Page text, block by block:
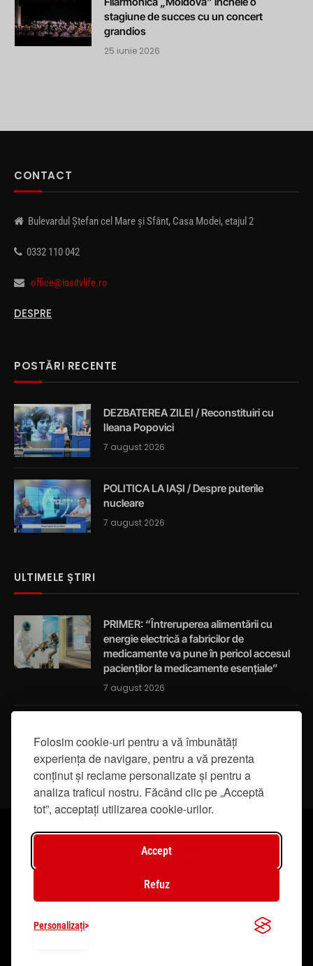
Folosim cookie-uri pentru a vă îmbunătăți
experiența de navigare, pentru a vă prezenta
conținut și reclame personalizate și pentru a
analiza traficul nostru. Făcând clic pe „Acceptă
tot”, acceptați utilizarea cookie-urilor.
Accept
Refuz
Personalizați
stagiune de succes cu un concert
grandios
25 iunie 2026
CONTACT
Bulevardul Ștefan cel Mare și Sfânt, Casa Modei, etajul 2
0332 110 042
office@iasitvlife.ro
DESPRE
POSTĂRI RECENTE
DEZBATEREA ZILEI / Reconstituiri cu
Ileana Popovici
7 august 2026
POLITICA LA IAȘI / Despre puterile
nucleare
7 august 2026
ULTIMELE ȘTIRI
PRIMER: “Întreruperea alimentării cu
energie electrică a fabricilor de
medicamente va pune în pericol accesul
pacienților la medicamente esențiale”
7 august 2026
integrității
7 august 2026
© 2019 - IasiTV Life. Toate drepturile rezervate.